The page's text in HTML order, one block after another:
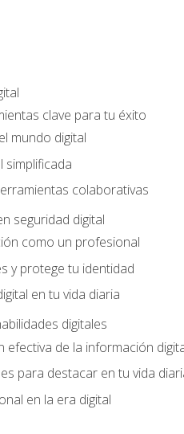
clave para tu éxito
mundo digital
simplificada
colaborativas
seguridad digital
como un profesional
y protege tu identidad
en tu vida diaria
digitales
efectiva de la información
para destacar en tu vida
en la era digital